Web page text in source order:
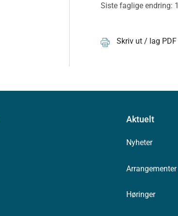
Siste faglige endring:
Skriv ut / lag PDF
Aktuelt
Nyheter
Arrangementer
Høringer